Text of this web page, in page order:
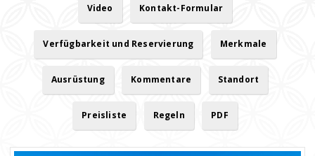
Video Kontakt-Formular
Verfügbarkeit und Reservierung Merkmale
Ausrüstung Kommentare Standort
Preisliste Regeln PDF